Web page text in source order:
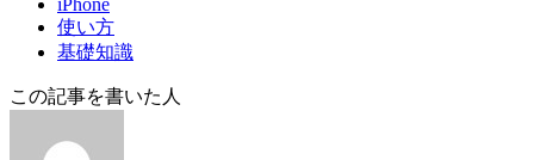
使い方
基礎知識
この記事を書いた人